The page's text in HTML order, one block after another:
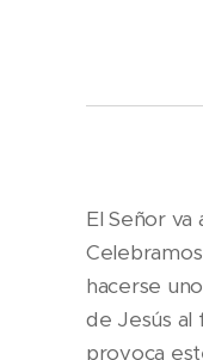
El Señor
hacerse
de Jesús al
provoca